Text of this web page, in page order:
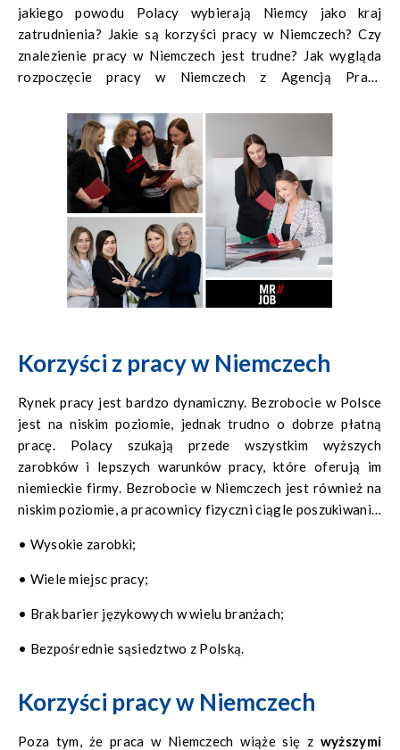
jakiego powodu Polacy wybierają Niemcy jako kraj
zatrudnienia? Jakie są korzyści pracy w Niemczech? Czy
znalezienie pracy w Niemczech jest trudne? Jak wygląda
rozpoczęcie pracy w Niemczech z Agencją Pracy
się w poniższym artykule.
Korzyści z pracy w Niemczech
Rynek pracy jest bardzo dynamiczny. Bezrobocie w Polsce
jest na niskim poziomie, jednak trudno o dobrze płatną
pracę. Polacy szukają przede wszystkim wyższych
zarobków i lepszych warunków pracy, które oferują im
niemieckie firmy. Bezrobocie w Niemczech jest również na
niskim poziomie, a pracownicy fizyczni ciągle poszukiwani –
dlaczego Polacy wyjeżdżają do Niemiec to:
• Wysokie zarobki;
• Wiele miejsc pracy;
• Brak barier językowych w wielu branżach;
• Bezpośrednie sąsiedztwo z Polską.
Korzyści pracy w Niemczech
Poza tym, że praca w Niemczech wiąże się z wyższymi